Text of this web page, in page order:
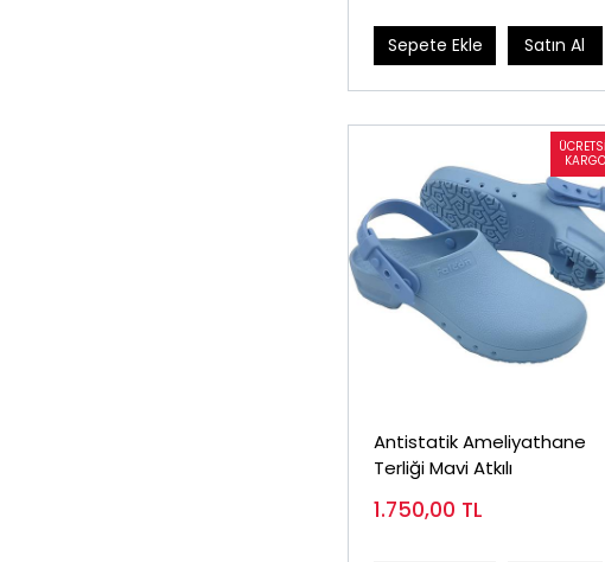
Sepete Ekle Satın Al
Antistatik Ameliyathane
Terliği Mavi Atkılı
1.750,00 TL